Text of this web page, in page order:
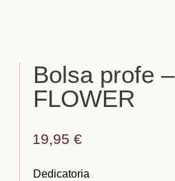
Bolsa profe –
FLOWER
19,95 €
Dedicatoria